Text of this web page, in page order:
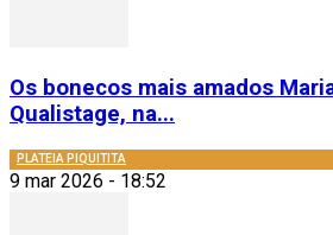
Os bonecos mais amados
Qualistage, na...
PLATEIA PIQUITITA
9 mar 2026 - 18:52